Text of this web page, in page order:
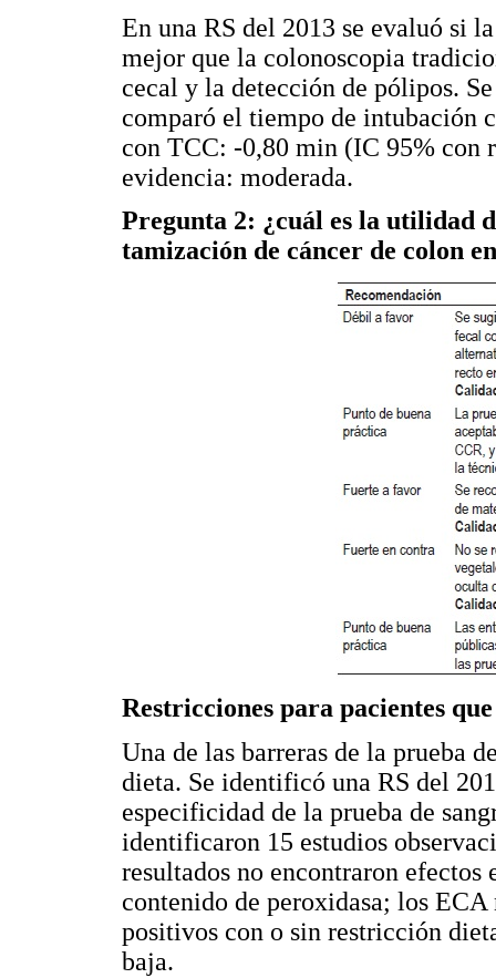
En una RS del 2013 se evaluó si
mejor que la colonoscopia
cecal y la detección de pólipos.
comparó el tiempo de intubación
con TCC: -0,80 min (IC 95% con
evidencia: moderada.
Pregunta 2: ¿cuál es la utilidad
tamización de cáncer de colon
Restricciones para pacientes
Una de las barreras de la prueba
dieta. Se identificó una RS del
especificidad de la prueba de
identificaron 15 estudios
resultados no encontraron
contenido de peroxidasa; los
positivos con o sin restricción
baja.